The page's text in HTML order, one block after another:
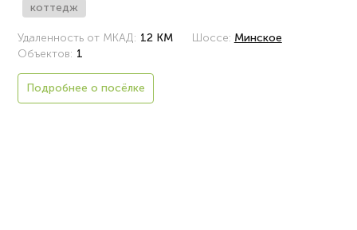
коттедж
Удаленность от МКАД: 12 КМ Шоссе: Минское
Объектов: 1
Подробнее о посёлке